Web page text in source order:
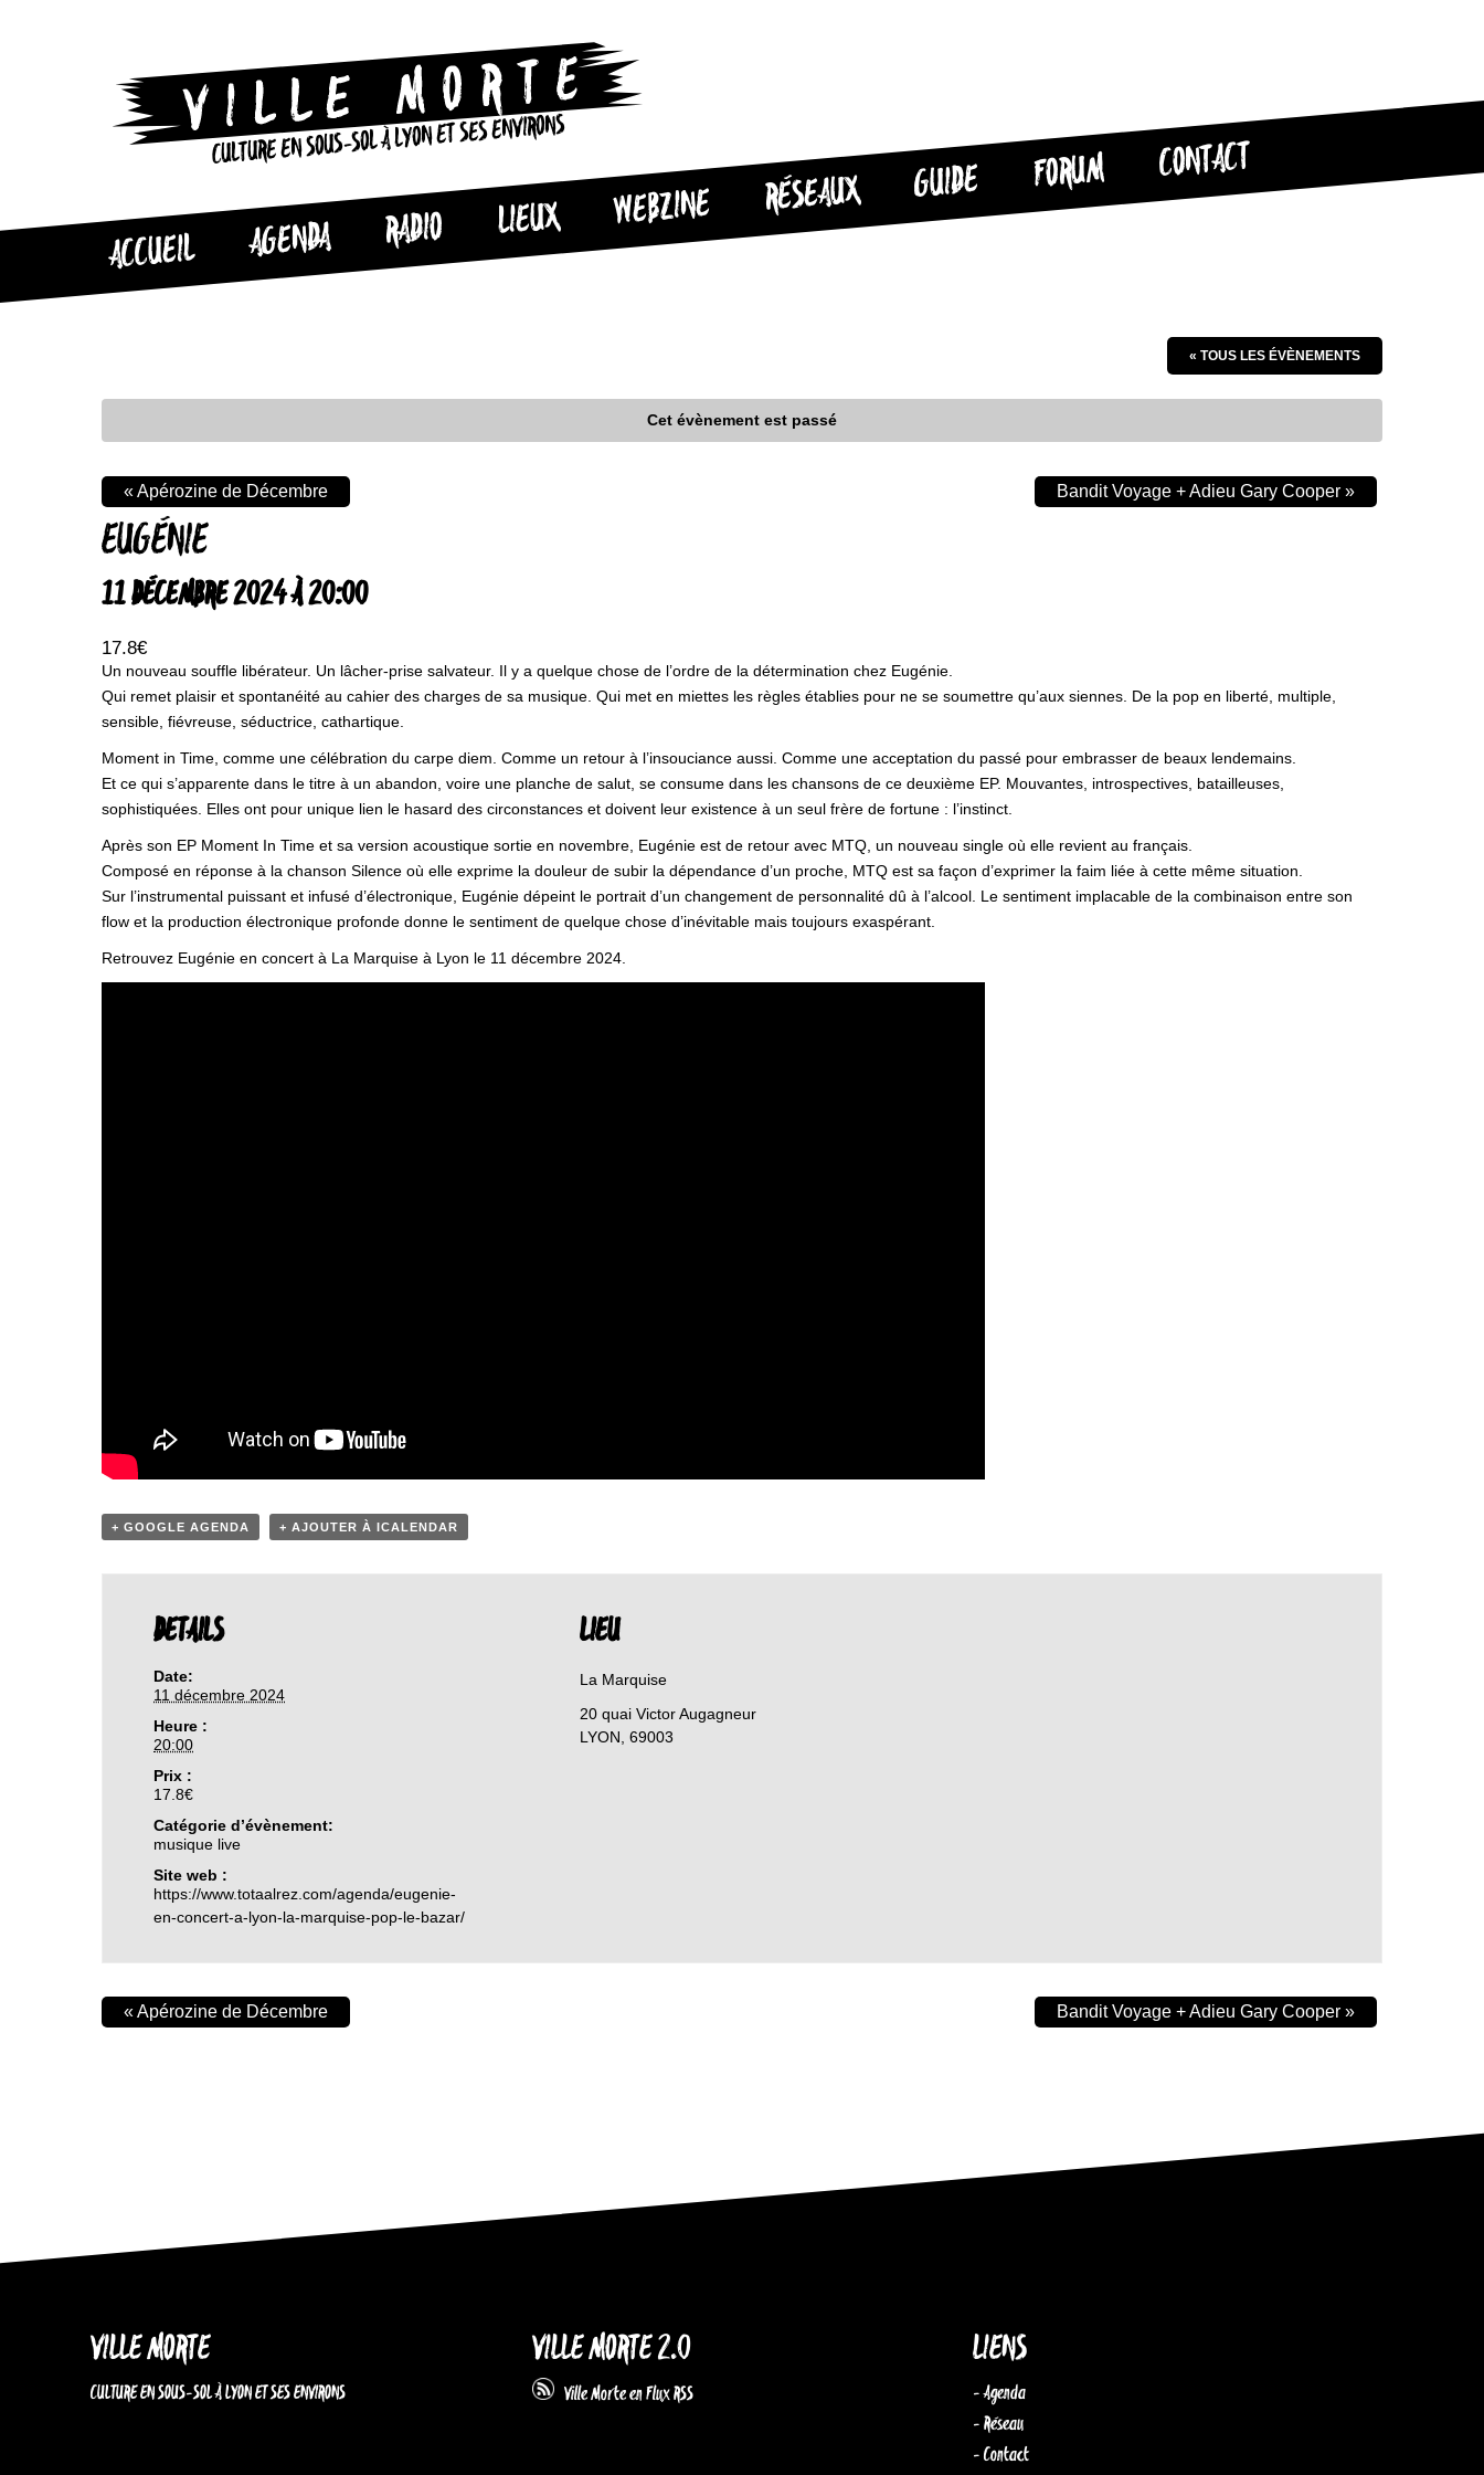
CULTURE EN SOUS-SOL À LYON ET SES ENVIRONS
ACCUEIL AGENDA RADIO LIEUX WEBZINE RÉSEAUX GUIDE FORUM CONTACT
« TOUS LES ÉVÈNEMENTS
Cet évènement est passé
EUGÉNIE
11 DÉCEMBRE 2024 À 20:00
17.8€
«Apérozine de Décembre Bandit Voyage + Adieu Gary Cooper »
Un nouveau souffle libérateur. Un lâcher-prise salvateur. Il y a quelque chose de l’ordre de la détermination chez Eugénie.
Qui remet plaisir et spontanéité au cahier des charges de sa musique. Qui met en miettes les règles établies pour ne se soumettre qu’aux siennes. De la pop en liberté, multiple,
sensible, fiévreuse, séductrice, cathartique.
Moment in Time, comme une célébration du carpe diem. Comme un retour à l’insouciance aussi. Comme une acceptation du passé pour embrasser de beaux lendemains.
Et ce qui s’apparente dans le titre à un abandon, voire une planche de salut, se consume dans les chansons de ce deuxième EP. Mouvantes, introspectives, batailleuses,
sophistiquées. Elles ont pour unique lien le hasard des circonstances et doivent leur existence à un seul frère de fortune : l’instinct.
Après son EP Moment In Time et sa version acoustique sortie en novembre, Eugénie est de retour avec MTQ, un nouveau single où elle revient au français.
Composé en réponse à la chanson Silence où elle exprime la douleur de subir la dépendance d’un proche, MTQ est sa façon d’exprimer la faim liée à cette même situation.
Sur l’instrumental puissant et infusé d’électronique, Eugénie dépeint le portrait d’un changement de personnalité dû à l’alcool. Le sentiment implacable de la combinaison entre son
flow et la production électronique profonde donne le sentiment de quelque chose d’inévitable mais toujours exaspérant.
Retrouvez Eugénie en concert à La Marquise à Lyon le 11 décembre 2024.
+ GOOGLE AGENDA + AJOUTER À ICALENDAR
DETAILS
Date:
11 décembre 2024
Heure :
20:00
Prix :
17.8€
Catégorie d’évènement:
musique live
Site web :
https://www.totaalrez.com/agenda/eugenie-
en-concert-a-lyon-la-marquise-pop-le-bazar/
LIEU
La Marquise
20 quai Victor Augagneur
LYON 69003
«Apérozine de Décembre Bandit Voyage + Adieu Gary Cooper »
VILLE MORTE
CULTURE EN SOUS-SOL À LYON ET SES ENVIRONS
VILLE MORTE 2.0
Ville Morte en Flux RSS
LIENS
- Agenda
- Réseau
- Contact